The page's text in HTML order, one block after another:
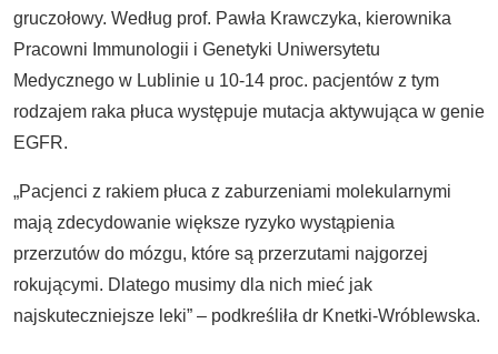
gruczołowy. Według prof. Pawła Krawczyka, kierownika
Pracowni Immunologii i Genetyki Uniwersytetu
Medycznego w Lublinie u 10-14 proc. pacjentów z tym
rodzajem raka płuca występuje mutacja aktywująca w genie
EGFR.
„Pacjenci z rakiem płuca z zaburzeniami molekularnymi
mają zdecydowanie większe ryzyko wystąpienia
przerzutów do mózgu, które są przerzutami najgorzej
rokującymi. Dlatego musimy dla nich mieć jak
najskuteczniejsze leki” – podkreśliła dr Knetki-Wróblewska.